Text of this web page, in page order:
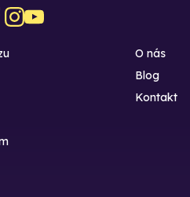
O nás
Blog
Kontakt